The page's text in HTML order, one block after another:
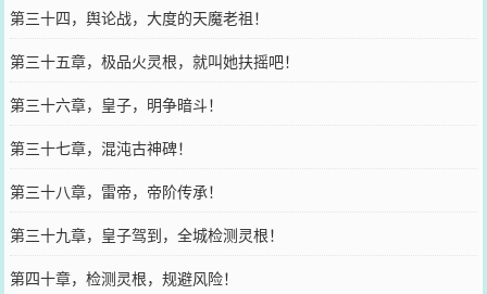
第三十四，舆论战，大度的天魔老祖！
第三十五章，极品火灵根，就叫她扶摇吧！
第三十六章，皇子，明争暗斗！
第三十七章，混沌古神碑！
第三十八章，雷帝，帝阶传承！
第三十九章，皇子驾到，全城检测灵根！
第四十章，检测灵根，规避风险！